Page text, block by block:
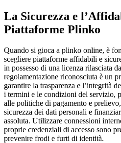
La Sicurezza e
Piattaforme Plinko
Quando si gioca a plinko online, è
scegliere piattaforme affidabili e
in possesso di una licenza rilasciata
regolamentazione riconosciuta è un
garantire la trasparenza e l’integrità
i termini e le condizioni del servizio,
alle politiche di pagamento e
sicurezza dei dati personali e
assoluta. Utilizzare connessioni
proprie credenziali di accesso sono
prevenire frodi e furti di identità.